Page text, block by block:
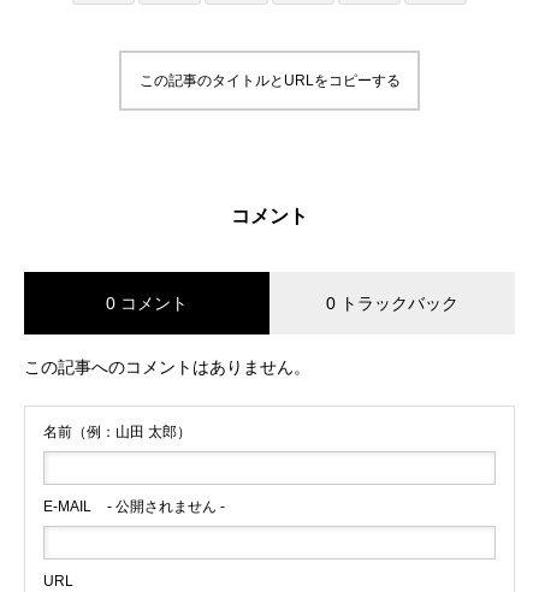
この記事のタイトルとURLをコピーする
コメント
0 コメント 0 トラックバック
この記事へのコメントはありません。
名前（例：山田 太郎）
E-MAIL - 公開されません -
URL